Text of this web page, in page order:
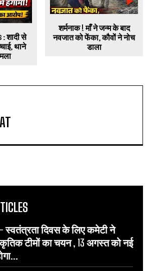
शादी से
थाने
शर्मनाक ! माँ ने जन्म के बाद
नवजात को फेंका, कौवों ने नोच
डाला
स्वतंत्रता दिवस के लिए कमेटी ने
टीमों का चयन , 13 अगस्त को नई